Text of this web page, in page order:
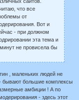
что все
от
Вот и
- при должном
эта тема и
не провисела бы
, маленьких людей не
бывают большие комплексы
амбиции ! А по
- здесь этот